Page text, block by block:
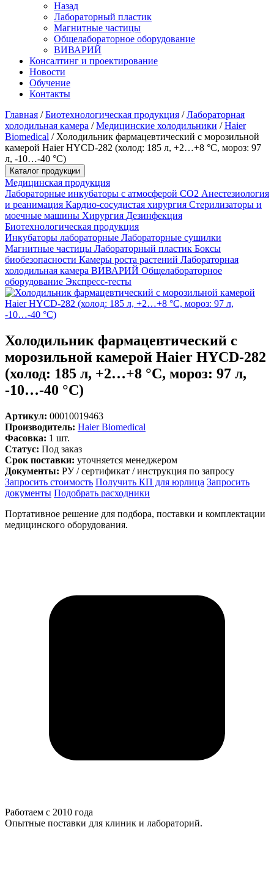
Назад
Лабораторный пластик
Магнитные частицы
Общелабораторное оборудование
ВИВАРИЙ
Консалтинг и проектирование
Новости
Обучение
Контакты
Главная /Биотехнологическая продукция /Лабораторная
холодильная камера /Медицинские холодильники /Haier
Biomedical / Холодильник фармацевтический с морозильной
камерой Haier HYCD-282 (холод: 185 л, +2…+8 °C, мороз: 97
л, -10…-40 °C)
Каталог продукции
Медицинская продукция
Лабораторные инкубаторы с атмосферой CO2 Анестезиология
и реанимация Кардио-сосудистая хирургия Стерилизаторы и
моечные машины Хирургия Дезинфекция
Биотехнологическая продукция
Инкубаторы лабораторные Лабораторные сушилки
Магнитные частицы Лабораторный пластик Боксы
биобезопасности Камеры роста растений Лабораторная
холодильная камера ВИВАРИЙ Общелабораторное
оборудование Экспресс-тесты
Холодильник фармацевтический с
морозильной камерой Haier HYCD-282
(холод: 185 л, +2…+8 °C, мороз: 97 л,
-10…-40 °C)
Артикул: 00010019463
Производитель: Haier Biomedical
Фасовка: 1 шт.
Статус: Под заказ
Срок поставки: уточняется менеджером
Документы: РУ / сертификат / инструкция по запросу
Запросить стоимость Получить КП для юрлица Запросить
документы Подобрать расходники
Портативное решение для подбора, поставки и комплектации
медицинского оборудования.
Работаем с 2010 года
Опытные поставки для клиник и лабораторий.